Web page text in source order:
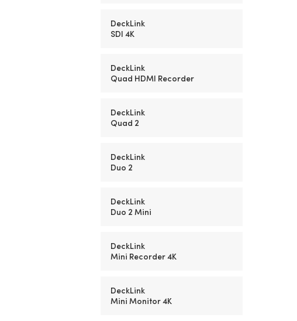
DeckLink
SDI 4K
DeckLink
Quad HDMI Recorder
DeckLink
Quad 2
DeckLink
Duo 2
DeckLink
Duo 2 Mini
DeckLink
Mini Recorder 4K
DeckLink
Mini Monitor 4K